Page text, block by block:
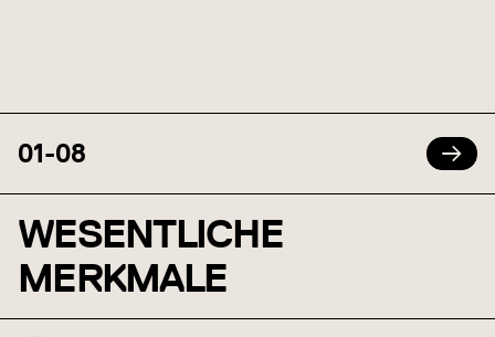
01-08
WESENTLICHE
MERKMALE